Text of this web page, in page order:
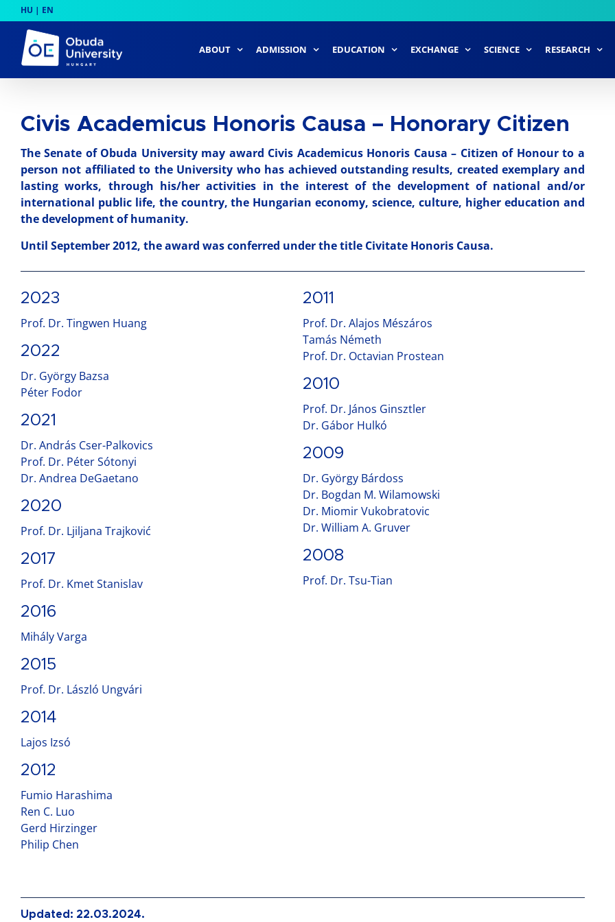
to
content
HU | EN
ABOUT ADMISSION EDUCATION EXCHANGE SCIENCE RESEARCH
Civis Academicus Honoris Causa – Honorary Citizen
The Senate of Obuda University may award Civis Academicus Honoris Causa – Citizen of Honour to a
person not affiliated to the University who has achieved outstanding results, created exemplary and
lasting works, through his/her activities in the interest of the development of national and/or
international public life, the country, the Hungarian economy, science, culture, higher education and
the development of humanity.
Until September 2012, the award was conferred under the title Civitate Honoris Causa.
2023
Prof. Dr. Tingwen Huang
2022
Dr. György Bazsa
Péter Fodor
2021
Dr. András Cser-Palkovics
Prof. Dr. Péter Sótonyi
Dr. Andrea DeGaetano
2020
Prof. Dr. Ljiljana Trajković
2017
Prof. Dr. Kmet Stanislav
2016
Mihály Varga
2015
Prof. Dr. László Ungvári
2014
Lajos Izsó
2012
Fumio Harashima
Ren C. Luo
Gerd Hirzinger
Philip Chen
2011
Prof. Dr. Alajos Mészáros
Tamás Németh
Prof. Dr. Octavian Prostean
2010
Prof. Dr. János Ginsztler
Dr. Gábor Hulkó
2009
Dr. György Bárdoss
Dr. Bogdan M. Wilamowski
Dr. Miomir Vukobratovic
Dr. William A. Gruver
2008
Prof. Dr. Tsu-Tian
Updated: 22.03.2024.